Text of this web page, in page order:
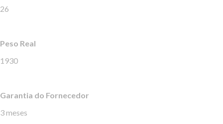
26
Peso Real
1930
Garantia do Fornecedor
3 meses